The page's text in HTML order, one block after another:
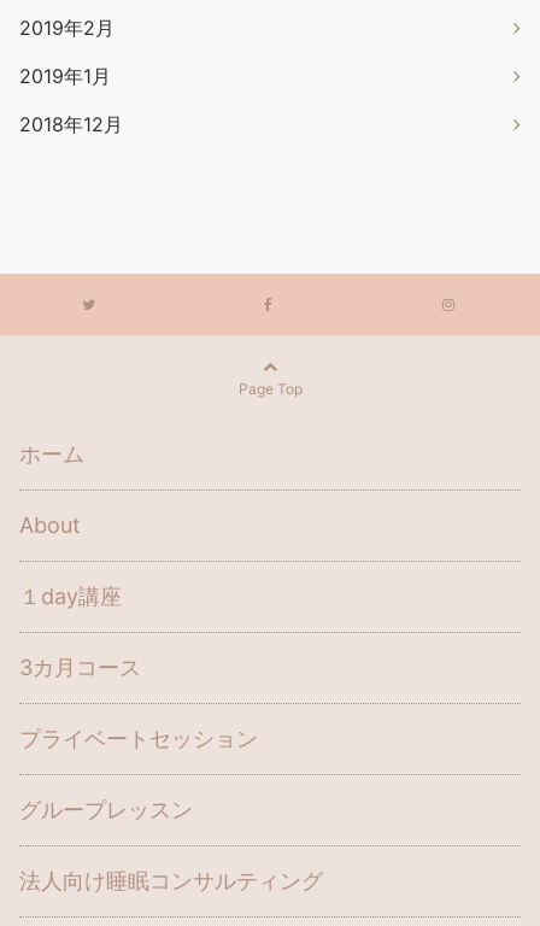
2019年2月
2019年1月
2018年12月
Page Top
ホーム
About
１day講座
3カ月コース
プライベートセッション
グループレッスン
法人向け睡眠コンサルティング